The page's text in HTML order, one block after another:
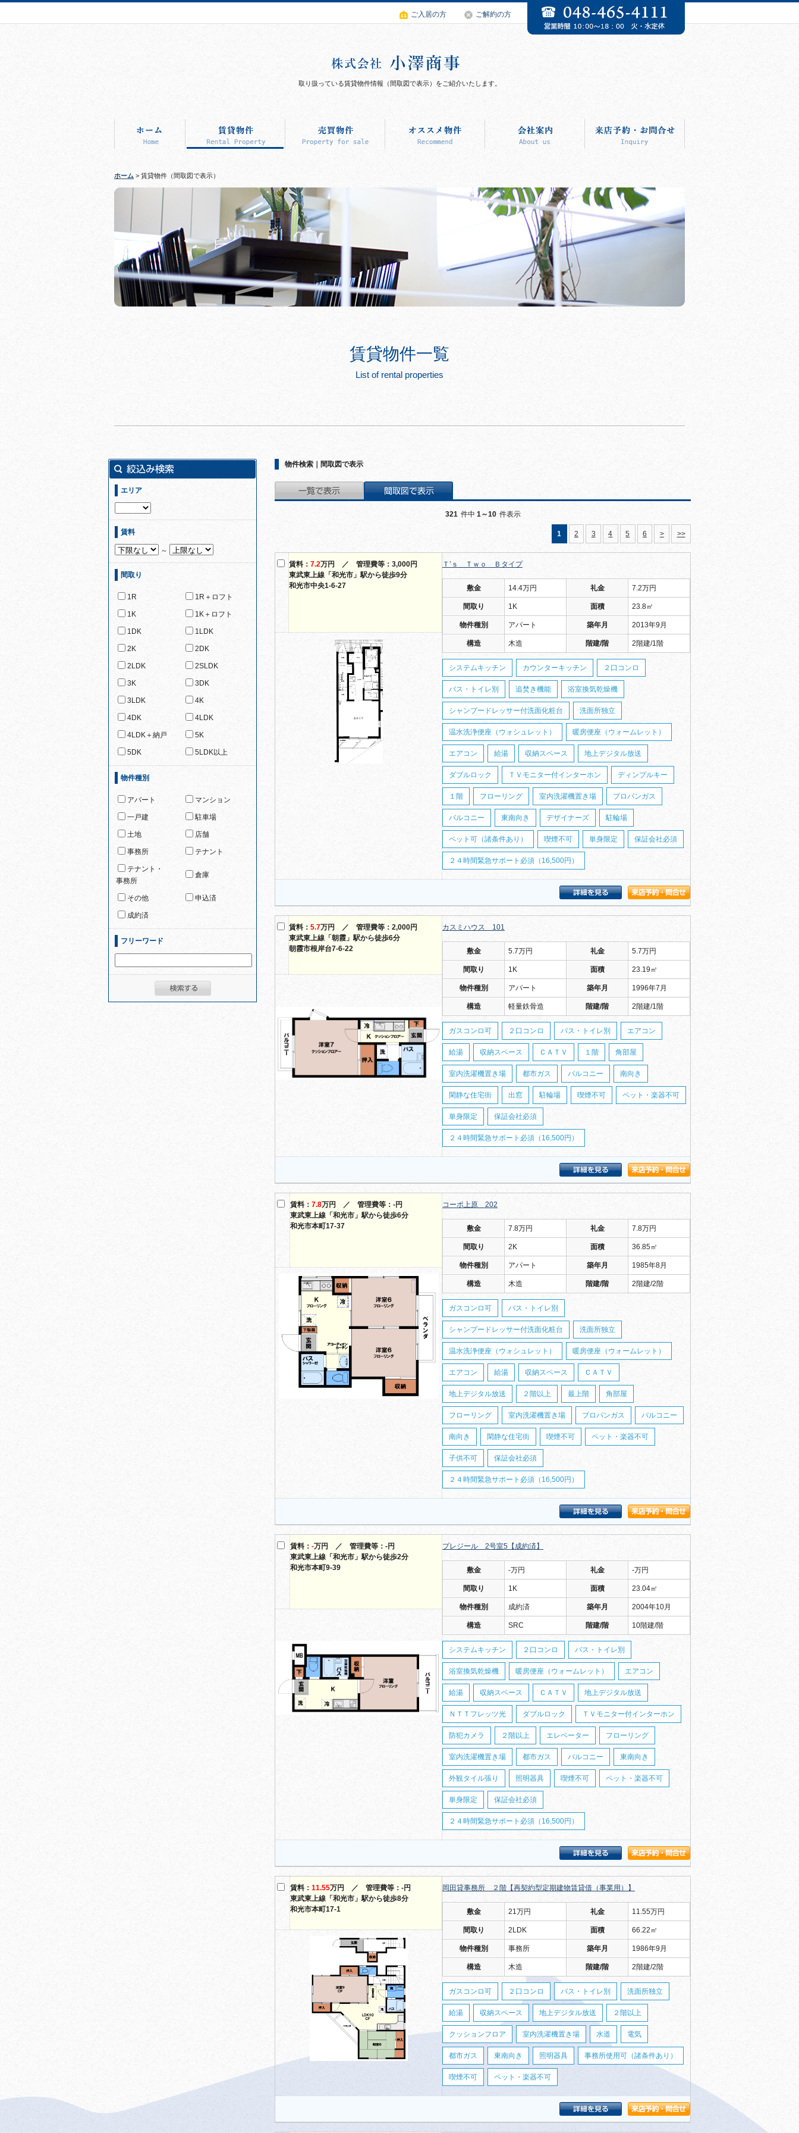
取り扱っている賃貸物件情報（間取図で表示）をご紹介いたします。
ご入居の方 ご解約の方
ホーム > 賃貸物件（間取図で表示）
賃貸物件一覧
List of rental properties
物件検索｜間取図で表示
321 件中 1～10 件表示
1 2 3 4 5 6 > >>
賃料： 7.2万円 ／ 管理費等：3,000円
東武東上線「和光市」駅から徒歩9分
和光市中央1-6-27
Ｔ’ｓ Ｔｗｏ Ｂタイプ
敷金 14.4万円 礼金 7.2万円
間取り 1K 面積 23.8㎡
物件種別 アパート 築年月 2013年9月
構造 木造 階建/階 2階建/1階
システムキッチン カウンターキッチン ２口コンロ
バス・トイレ別 追焚き機能 浴室換気乾燥機
シャンプードレッサー付洗面化粧台 洗面所独立
温水洗浄便座（ウォシュレット） 暖房便座（ウォームレット）
エアコン 給湯 収納スペース 地上デジタル放送
ダブルロック ＴＶモニター付インターホン ディンプルキー
１階 フローリング 室内洗濯機置き場 プロパンガス
バルコニー 東南向き デザイナーズ 駐輪場
ペット可（諸条件あり） 喫煙不可 単身限定 保証会社必須
２４時間緊急サポート必須（16,500円）
賃料： 5.7万円 ／ 管理費等：2,000円
東武東上線「朝霞」駅から徒歩6分
朝霞市根岸台7-6-22
カスミハウス 101
敷金 5.7万円 礼金 5.7万円
間取り 1K 面積 23.19㎡
物件種別 アパート 築年月 1996年7月
構造 軽量鉄骨造 階建/階 2階建/1階
ガスコンロ可 ２口コンロ バス・トイレ別 エアコン
給湯 収納スペース ＣＡＴＶ １階 角部屋
室内洗濯機置き場 都市ガス バルコニー 南向き
閑静な住宅街 出窓 駐輪場 喫煙不可 ペット・楽器不可
単身限定 保証会社必須
２４時間緊急サポート必須（16,500円）
賃料： 7.8万円 ／ 管理費等：-円
東武東上線「和光市」駅から徒歩6分
和光市本町17-37
コーポ上原 202
敷金 7.8万円 礼金 7.8万円
間取り 2K 面積 36.85㎡
物件種別 アパート 築年月 1985年8月
構造 木造 階建/階 2階建/2階
ガスコンロ可 バス・トイレ別
シャンプードレッサー付洗面化粧台 洗面所独立
温水洗浄便座（ウォシュレット） 暖房便座（ウォームレット）
エアコン 給湯 収納スペース ＣＡＴＶ
地上デジタル放送 ２階以上 最上階 角部屋
フローリング 室内洗濯機置き場 プロパンガス バルコニー
南向き 閑静な住宅街 喫煙不可 ペット・楽器不可
子供不可 保証会社必須
２４時間緊急サポート必須（16,500円）
賃料： -万円 ／ 管理費等：-円
東武東上線「和光市」駅から徒歩2分
和光市本町9-39
プレジール 2号室5【成約済】
敷金 -万円 礼金 -万円
間取り 1K 面積 23.04㎡
物件種別 成約済 築年月 2004年10月
構造 SRC 階建/階 10階建/階
システムキッチン ２口コンロ バス・トイレ別
浴室換気乾燥機 暖房便座（ウォームレット） エアコン
給湯 収納スペース ＣＡＴＶ 地上デジタル放送
ＮＴＴフレッツ光 ダブルロック ＴＶモニター付インターホン
防犯カメラ ２階以上 エレベーター フローリング
室内洗濯機置き場 都市ガス バルコニー 東南向き
外観タイル張り 照明器具 喫煙不可 ペット・楽器不可
単身限定 保証会社必須
２４時間緊急サポート必須（16,500円）
賃料： 11.55万円 ／ 管理費等：-円
東武東上線「和光市」駅から徒歩8分
和光市本町17-1
岡田貸事務所 ２階【再契約型定期建物賃貸借（事業用）】
敷金 21万円 礼金 11.55万円
間取り 2LDK 面積 66.22㎡
物件種別 事務所 築年月 1986年9月
構造 木造 階建/階 2階建/2階
ガスコンロ可 ２口コンロ バス・トイレ別 洗面所独立
給湯 収納スペース 地上デジタル放送 ２階以上
クッションフロア 室内洗濯機置き場 水道 電気
都市ガス 東南向き 照明器具 事務所使用可（諸条件あり）
喫煙不可 ペット・楽器不可
エリア
賃料
～
間取り
1R 1R＋ロフト
1K 1K＋ロフト
1DK 1LDK
2K 2DK
2LDK 2SLDK
3K 3DK
3LDK 4K
4DK 4LDK
4LDK＋納戸 5K
5DK 5LDK以上
物件種別
アパート マンション
一戸建 駐車場
土地 店舗
事務所 テナント
テナント・
事務所
倉庫
その他 申込済
成約済
フリーワード